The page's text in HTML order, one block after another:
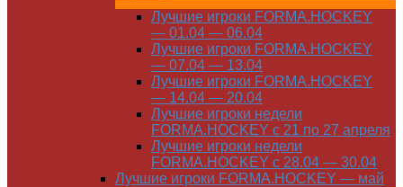
Лучшие игроки FORMA.HOCKEY
— 01.04 — 06.04
Лучшие игроки FORMA.HOCKEY
— 07.04 — 13.04
Лучшие игроки FORMA.HOCKEY
— 14.04 — 20.04
Лучшие игроки недели
FORMA.HOCKEY с 21 по 27 апреля
Лучшие игроки недели
FORMA.HOCKEY с 28.04 — 30.04
Лучшие игроки FORMA.HOCKEY — май